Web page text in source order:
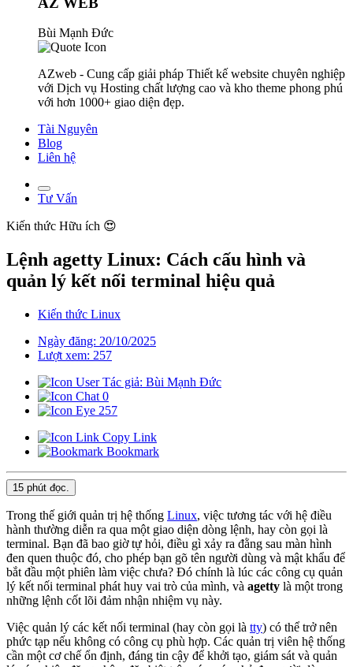
Bùi Mạnh Đức
AZweb - Cung cấp giải pháp Thiết kế website chuyên nghiệp
với Dịch vụ Hosting chất lượng cao và kho theme phong phú
với hơn 1000+ giao diện đẹp.
Tài Nguyên
Blog
Liên hệ
Tư Vấn
Kiến thức Hữu ích 😍
Lệnh agetty Linux: Cách cấu hình và
quản lý kết nối terminal hiệu quả
Kiến thức Linux
Ngày đăng: 20/10/2025
Lượt xem: 257
Tác giả: Bùi Mạnh Đức
0
257
Copy Link
Bookmark
15 phút đọc.
Trong thế giới quản trị hệ thống Linux, việc tương tác với hệ điều
hành thường diễn ra qua một giao diện dòng lệnh, hay còn gọi là
terminal. Bạn đã bao giờ tự hỏi, điều gì xảy ra đằng sau màn hình
đen quen thuộc đó, cho phép bạn gõ tên người dùng và mật khẩu để
bắt đầu một phiên làm việc chưa? Đó chính là lúc các công cụ quản
lý kết nối terminal phát huy vai trò của mình, và agetty là một trong
những lệnh cốt lõi đảm nhận nhiệm vụ này.
Việc quản lý các kết nối terminal (hay còn gọi là tty) có thể trở nên
phức tạp nếu không có công cụ phù hợp. Các quản trị viên hệ thống
cần một cơ chế ổn định, đáng tin cậy để khởi tạo, giám sát và quản